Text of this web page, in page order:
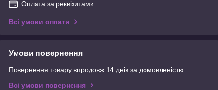
Оплата за реквізитами
Всі умови оплати
Умови повернення
Повернення товару впродовж 14 днів за домовленістю
Всі умови повернення